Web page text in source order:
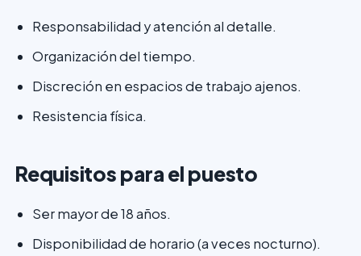
Responsabilidad y atención al detalle.
Organización del tiempo.
Discreción en espacios de trabajo ajenos.
Resistencia física.
Requisitos para el puesto
Ser mayor de 18 años.
Disponibilidad de horario (a veces nocturno).